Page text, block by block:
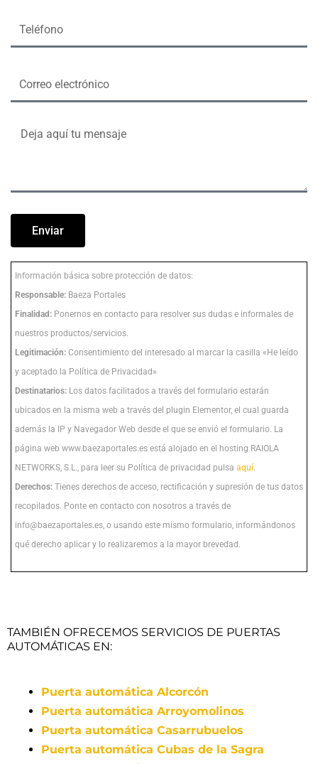
Enviar
Información básica sobre protección de datos:
Responsable: Baeza Portales
Finalidad: Ponernos en contacto para resolver sus dudas e informales de
nuestros productos/servicios.
Legitimación: Consentimiento del interesado al marcar la casilla «He leído
y aceptado la Política de Privacidad»
Destinatarios: Los datos facilitados a través del formulario estarán
ubicados en la misma web a través del plugin Elementor, el cual guarda
además la IP y Navegador Web desde el que se envió el formulario. La
página web www.baezaportales.es está alojado en el hosting RAIOLA
NETWORKS, S.L., para leer su Política de privacidad pulsa aquí.
Derechos: Tienes derechos de acceso, rectificación y supresión de tus datos
recopilados. Ponte en contacto con nosotros a través de
info@baezaportales.es, o usando este mismo formulario, informándonos
qué derecho aplicar y lo realizaremos a la mayor brevedad.
TAMBIÉN OFRECEMOS SERVICIOS DE PUERTAS
AUTOMÁTICAS EN:
Puerta automática Alcorcón
Puerta automática Arroyomolinos
Puerta automática Casarrubuelos
Puerta automática Cubas de la Sagra